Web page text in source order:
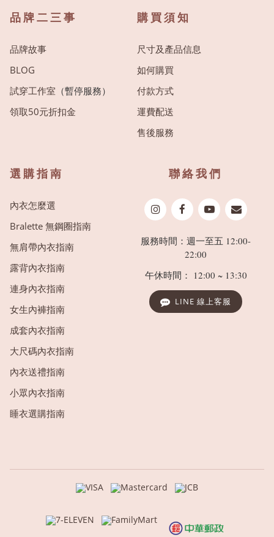
品牌二三事
品牌故事
BLOG
試穿工作室 （暫停服務）
領取50元折扣金
購買須知
尺寸及產品信息
如何購買
付款方式
運費配送
售後服務
選購指南
內衣怎麼選
Bralette 無鋼圈指南
無肩帶內衣指南
露背內衣指南
連身內衣指南
女生內褲指南
成套內衣指南
大尺碼內衣指南
內衣送禮指南
小眾內衣指南
睡衣選購指南
聯絡我們
服務時間：週一至五 12:00-
22:00
午休時間： 12:00 ~ 13:30
LINE 線上客服